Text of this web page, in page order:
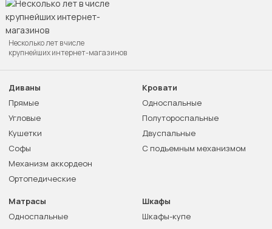
Несколько лет в числе
крупнейших интернет-магазинов
Диваны
Прямые
Угловые
Кушетки
Софы
Механизм аккордеон
Ортопедические
Кровати
Односпальные
Полутороспальные
Двуспальные
С подъемным механизмом
Матрасы
Односпальные
Шкафы
Шкафы-купе